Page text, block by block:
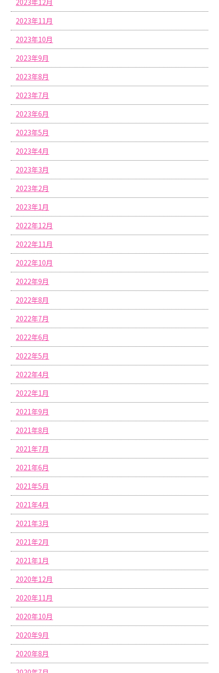
2023年11月
2023年10月
2023年9月
2023年8月
2023年7月
2023年6月
2023年5月
2023年4月
2023年3月
2023年2月
2023年1月
2022年12月
2022年11月
2022年10月
2022年9月
2022年8月
2022年7月
2022年6月
2022年5月
2022年4月
2022年1月
2021年9月
2021年8月
2021年7月
2021年6月
2021年5月
2021年4月
2021年3月
2021年2月
2021年1月
2020年12月
2020年11月
2020年10月
2020年9月
2020年8月